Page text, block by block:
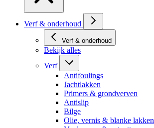
Verf & onderhoud
Verf & onderhoud
Bekijk alles
Verf
Antifoulings
Jachtlakken
Primers & grondverven
Antislip
Bilge
Olie, vernis & blanke lakken